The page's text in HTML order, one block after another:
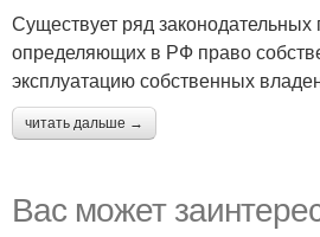
Существует ряд
определяющих в РФ право
эксплуатацию собственных
читать дальше →
Вас может